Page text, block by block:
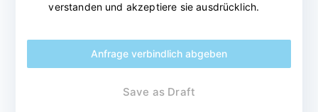
verstanden und akzeptiere sie ausdrücklich.
Anfrage verbindlich abgeben
Save as Draft